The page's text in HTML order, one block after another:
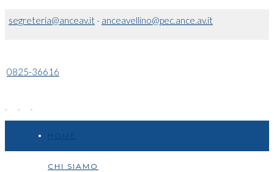
segreteria@anceav.it- anceavellino@pec.ance.av.it
0825-36616
CHI SIAMO